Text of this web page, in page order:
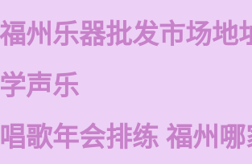
福州乐器批发市场地
学声乐
唱歌年会排练 福州